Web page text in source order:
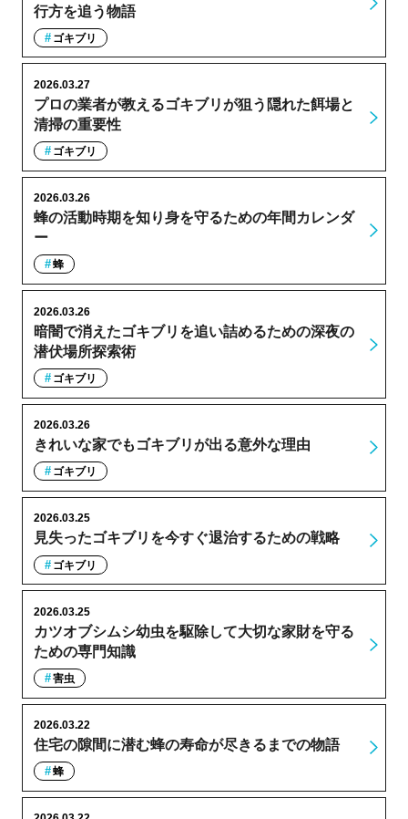
行方を追う物語
ゴキブリ
プロの業者が教えるゴキブリが狙う隠れた餌場と
清掃の重要性
2026.03.27
ゴキブリ
蜂の活動時期を知り身を守るための年間カレンダ
ー
2026.03.26
蜂
暗闇で消えたゴキブリを追い詰めるための深夜の
潜伏場所探索術
2026.03.26
ゴキブリ
きれいな家でもゴキブリが出る意外な理由
2026.03.26
ゴキブリ
見失ったゴキブリを今すぐ退治するための戦略
2026.03.25
ゴキブリ
カツオブシムシ幼虫を駆除して大切な家財を守る
ための専門知識
2026.03.25
害虫
住宅の隙間に潜む蜂の寿命が尽きるまでの物語
2026.03.22
蜂